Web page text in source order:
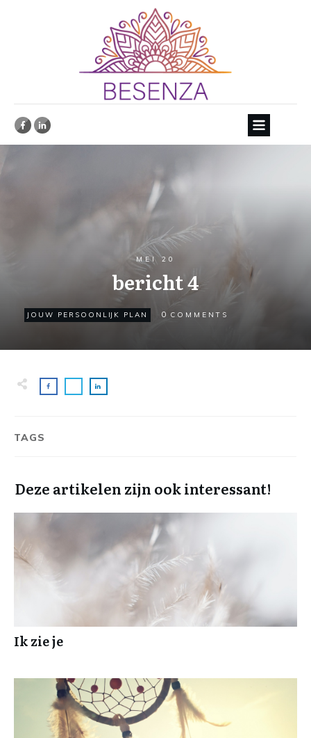
MEI 20
bericht 4
JOUW PERSOONLIJK PLAN 0 COMMENTS
TAGS
Deze artikelen zijn ook interessant!
Ik zie je